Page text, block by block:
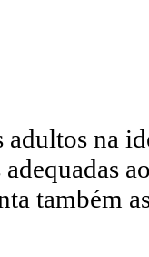
na
também